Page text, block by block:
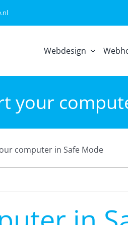
Webdesign
your
computer in Safe Mode